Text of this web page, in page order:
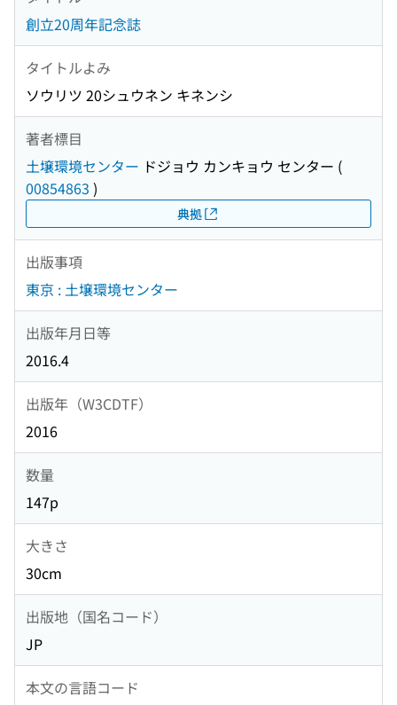
創立20周年記念誌
タイトルよみ
ソウリツ 20シュウネン キネンシ
著者標目
土壌環境センター ドジョウ カンキョウ センター (
00854863 )
典拠
出版事項
東京 : 土壌環境センター
出版年月日等
2016.4
出版年（W3CDTF）
2016
数量
147p
大きさ
30cm
出版地（国名コード）
JP
本文の言語コード